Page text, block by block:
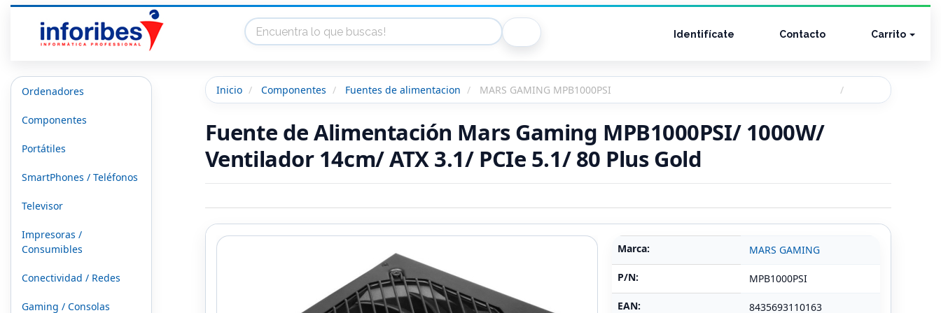
Identifícate Contacto Carrito
Ordenadores
Componentes
Portátiles
SmartPhones / Teléfonos
Televisor
Impresoras /
Consumibles
Conectividad / Redes
Gaming / Consolas
Inicio Componentes Fuentes de alimentacion MARS GAMING MPB1000PSI
Fuente de Alimentación Mars Gaming MPB1000PSI/ 1000W/
Ventilador 14cm/ ATX 3.1/ PCIe 5.1/ 80 Plus Gold
Marca: MARS GAMING
P/N: MPB1000PSI
EAN: 8435693110163